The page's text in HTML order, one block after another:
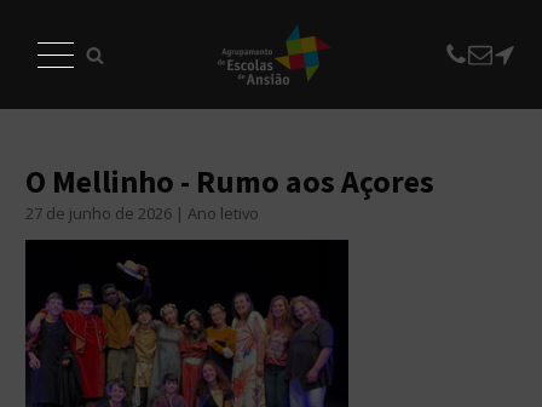
O Mellinho - Rumo aos Açores
27 de junho de 2026 | Ano letivo